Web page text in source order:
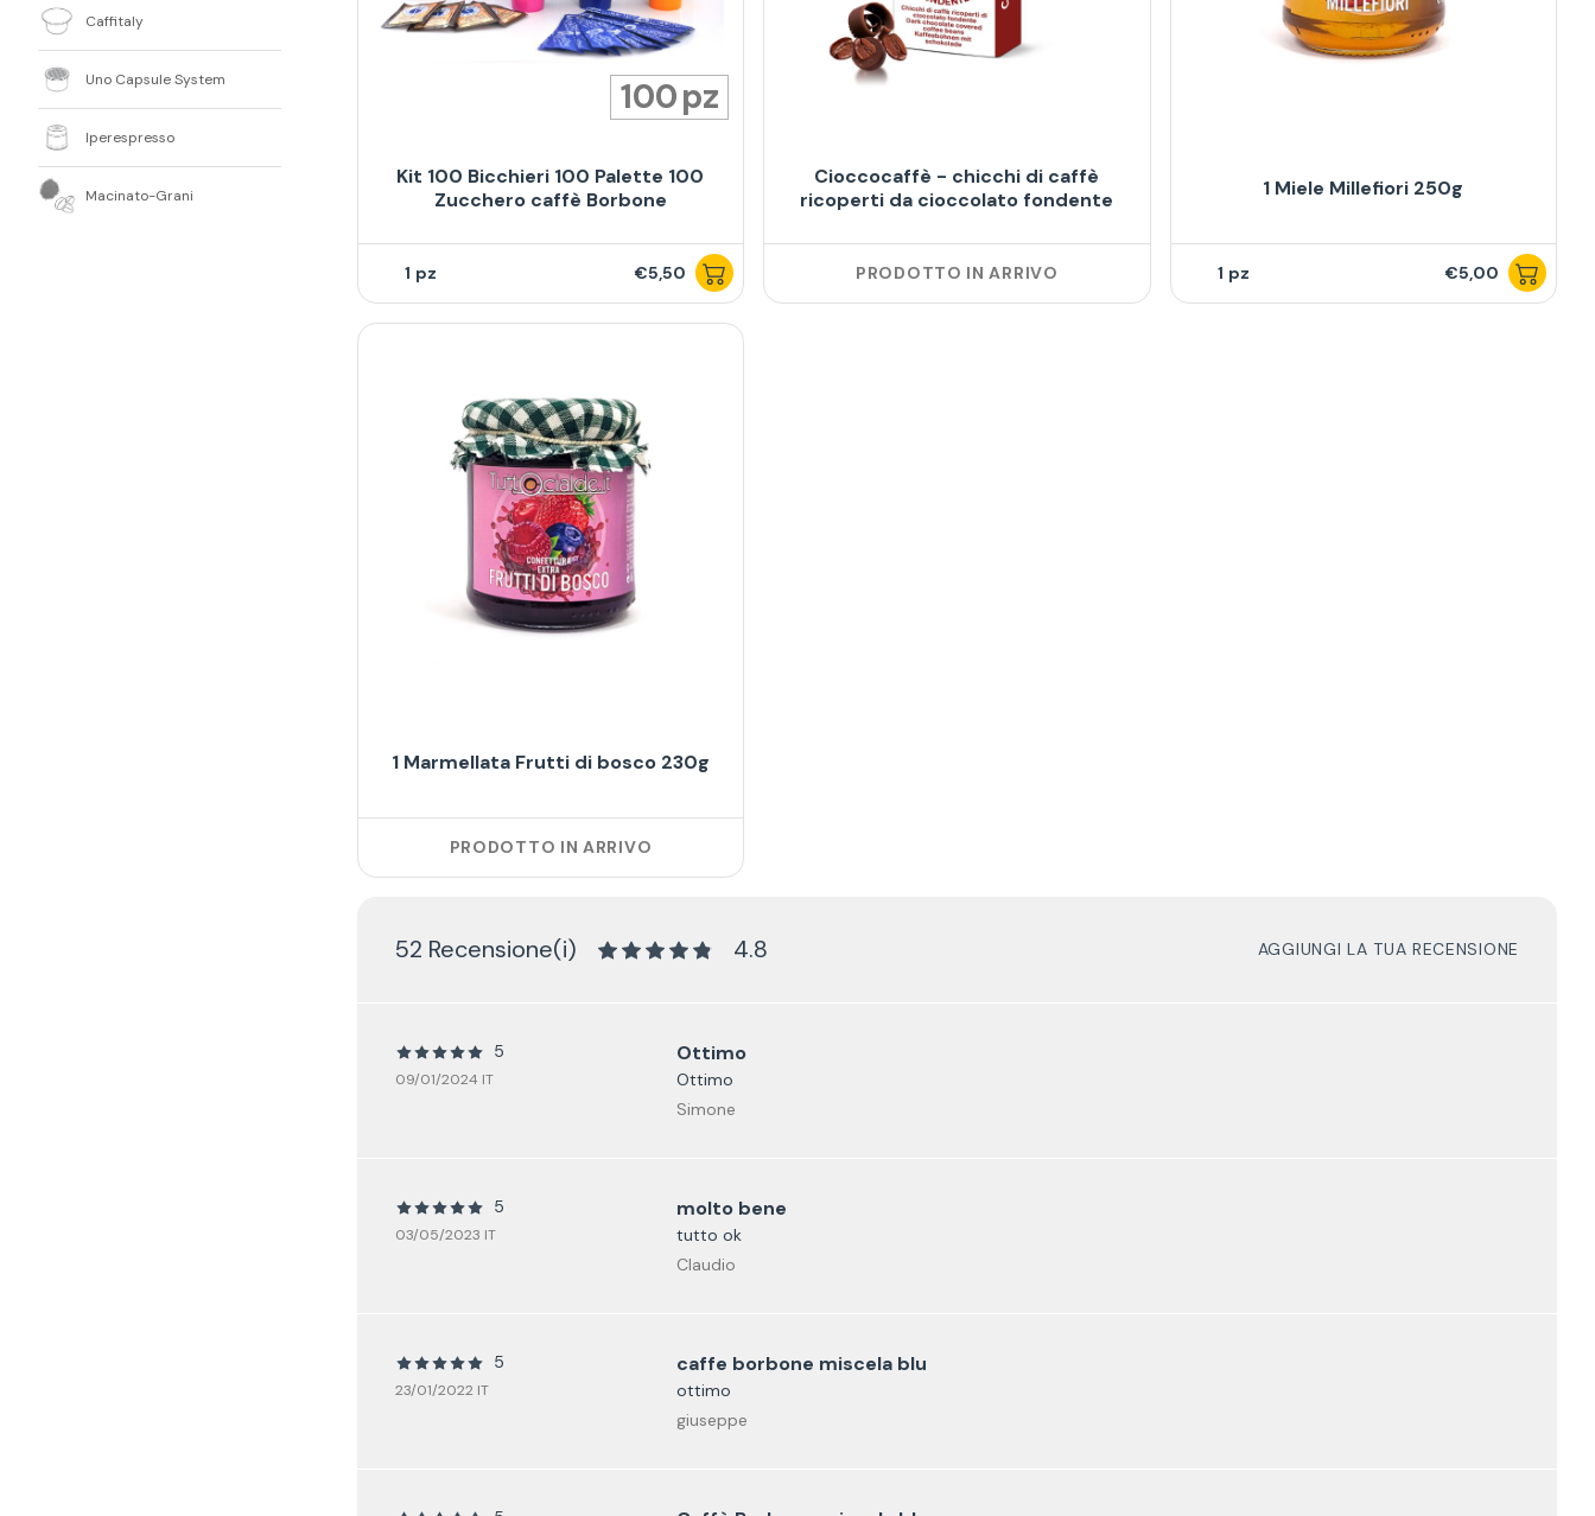
Caffitaly
Uno Capsule System
Iperespresso
Macinato-Grani
100
Kit 100 Bicchieri 100 Palette 100
Zucchero caffè Borbone
1 €5,50
Cioccocaffè - chicchi di caffè
ricoperti da cioccolato fondente
PRODOTTO IN ARRIVO
1 Miele Millefiori 250g
1 €5,00
1 Marmellata Frutti di bosco 230g
PRODOTTO IN ARRIVO
52 Recensione(i) 4.8 AGGIUNGI LA TUA RECENSIONE
5
09/01/2024 IT
Ottimo
Ottimo
Simone
5
03/05/2023 IT
molto bene
tutto ok
Claudio
5
23/01/2022 IT
caffe borbone miscela blu
ottimo
giuseppe